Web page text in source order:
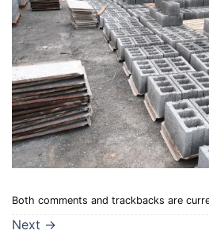
Both comments and trackbacks are
Next →